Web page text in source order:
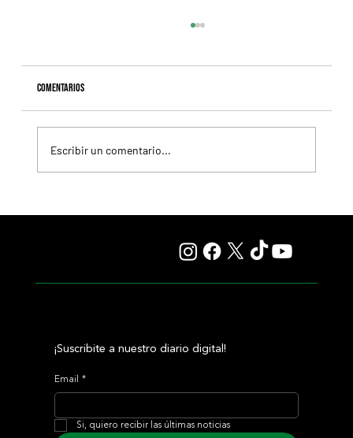
Comentarios
Escribir un comentario...
¡Suscribite a nuestro diario digital!
Email *
Si, quiero recibir las últimas noticias